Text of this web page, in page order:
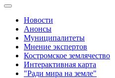
Новости
Анонсы
Муниципалитеты
Мнение экспертов
Костромское землячество
Интерактивная карта
"Ради мира на земле"